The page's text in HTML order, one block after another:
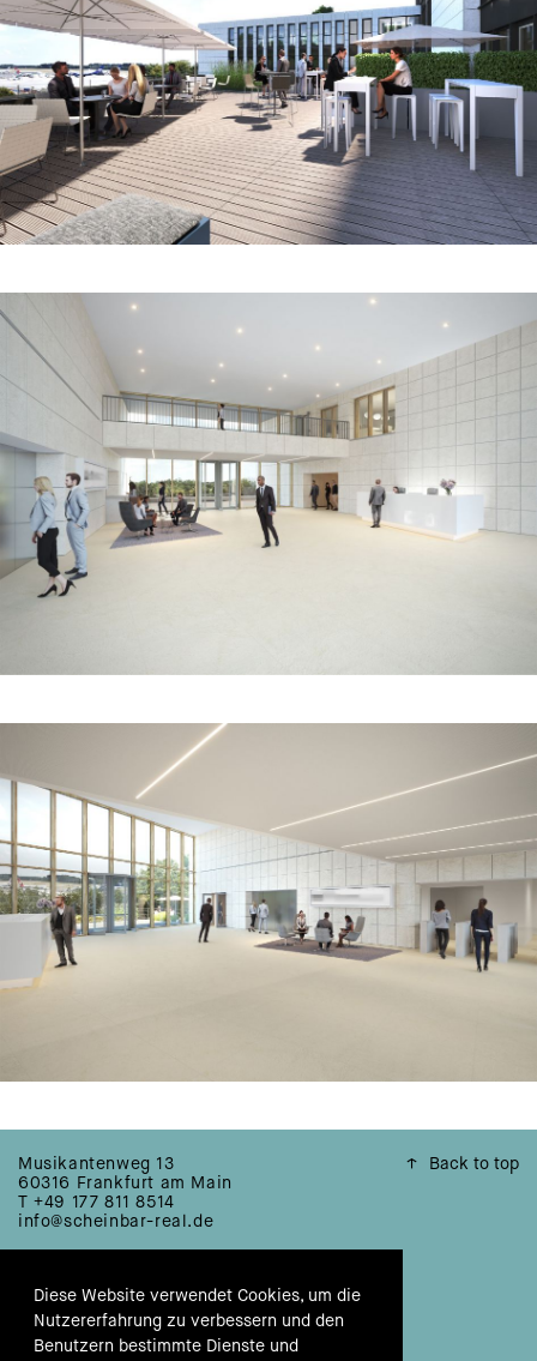
Diese Website verwendet Cookies, um die
Nutzererfahrung zu verbessern und den
Benutzern bestimmte Dienste und
↑ Back to top
Musikantenweg 13
60316 Frankfurt am Main
T +49 177 811 8514
info@scheinbar-real.de
IMPRESSUM
DATENSCHUTZ